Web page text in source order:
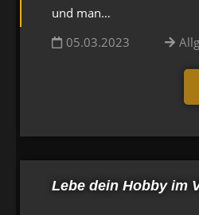
und man…
05.03.2023
Lebe dein Hobby im